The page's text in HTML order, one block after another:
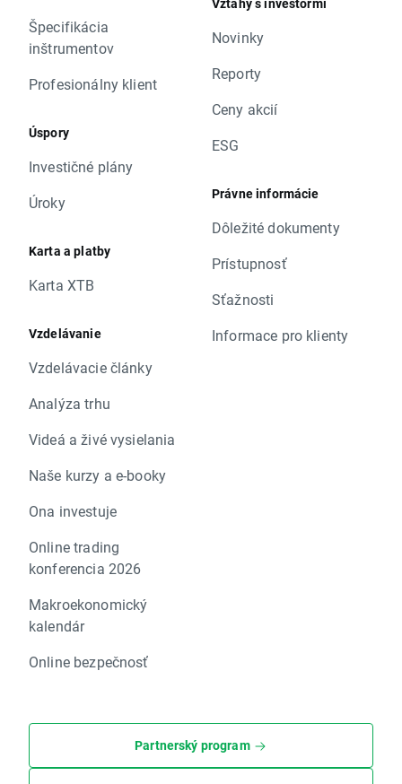
Špecifikácia
inštrumentov
Profesionálny klient
Úspory
Investičné plány
Úroky
Karta a platby
Karta XTB
Vzdelávanie
Vzdelávacie články
Analýza trhu
Videá a živé vysielania
Naše kurzy a e-booky
Ona investuje
Online trading
konferencia 2026
Makroekonomický
kalendár
Online bezpečnosť
Novinky
Reporty
Ceny akcií
ESG
Právne informácie
Dôležité dokumenty
Prístupnosť
Sťažnosti
Informace pro klienty
Partnerský program